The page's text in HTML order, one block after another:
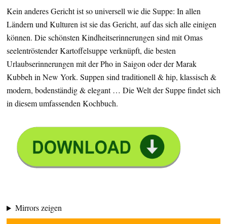
Kein anderes Gericht ist so universell wie die Suppe: In allen
Ländern und Kulturen ist sie das Gericht, auf das sich alle einigen
können. Die schönsten Kindheitserinnerungen sind mit Omas
seelentröstender Kartoffelsuppe verknüpft, die besten
Urlaubserinnerungen mit der Pho in Saigon oder der Marak
Kubbeh in New York. Suppen sind traditionell & hip, klassisch &
modern, bodenständig & elegant … Die Welt der Suppe findet sich
in diesem umfassenden Kochbuch.
Mirrors zeigen